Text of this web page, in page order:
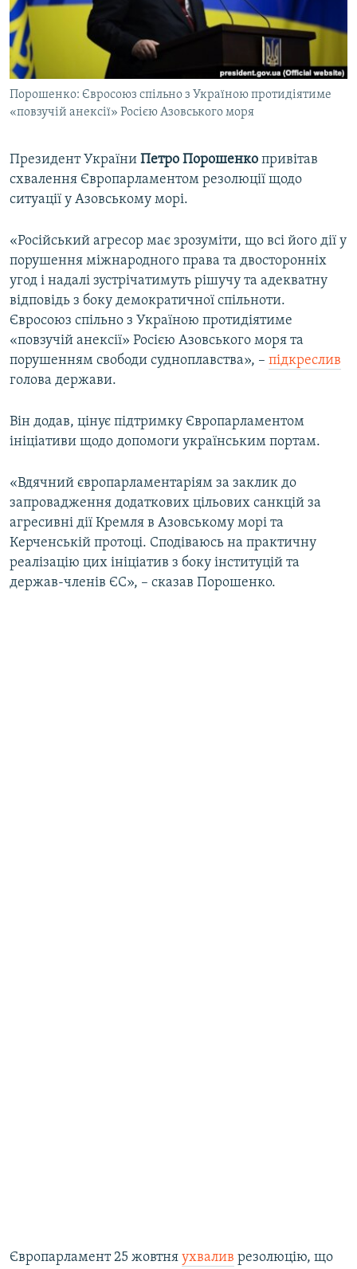
ВІДЕОУРОКИ «ELIFBE»
СВІДЧЕННЯ ОКУПАЦІЇ
УКРАЇНСЬКА ПРОБЛЕМА КРИМУ
ІНФОГРАФІКА
Русский
Qırımtatar
ДОЛУЧАЙСЯ!
Усі сайти RFE/RL
Порошенко: Євросоюз спільно з Україною протидіятиме
«повзучій анексії» Росією Азовського моря
Президент України Петро Порошенко привітав
схвалення Європарламентом резолюції щодо
ситуації у Азовському морі.
«Російський агресор має зрозуміти, що всі його дії у
порушення міжнародного права та двосторонніх
угод і надалі зустрічатимуть рішучу та адекватну
відповідь з боку демократичної спільноти.
Євросоюз спільно з Україною протидіятиме
«повзучій анексії» Росією Азовського моря та
порушенням свободи судноплавства», – підкреслив
голова держави.
Він додав, цінує підтримку Європарламентом
ініціативи щодо допомоги українським портам.
«Вдячний європарламентаріям за заклик до
запровадження додаткових цільових санкцій за
агресивні дії Кремля в Азовському морі та
Керченській протоці. Сподіваюсь на практичну
реалізацію цих ініціатив з боку інституцій та
держав-членів ЄС», – сказав Порошенко.
Європарламент 25 жовтня ухвалив резолюцію, що